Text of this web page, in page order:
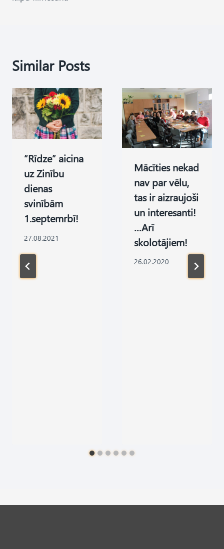
Similar Posts
“Rīdze” aicina
uz Zinību
dienas
svinībām
1.septemrbī!
27.08.2021
Mācīties nekad
nav par vēlu,
tas ir aizraujoši
un interesanti!
…Arī
skolotājiem!
26.02.2020